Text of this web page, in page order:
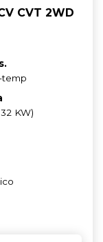
CVT 2WD
temp
KW)